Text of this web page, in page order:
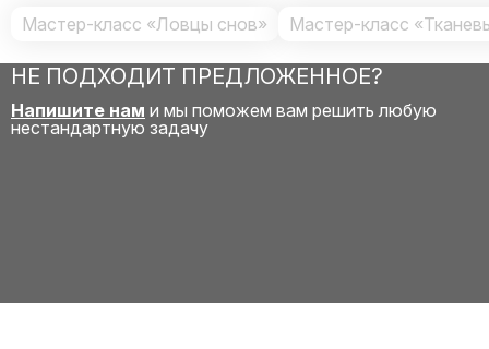
Мастер-класс «Ловцы снов» Мастер-класс
НЕ ПОДХОДИТ ПРЕДЛОЖЕННОЕ?
Напишите нам и мы поможем вам решить любую
нестандартную задачу